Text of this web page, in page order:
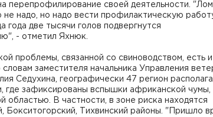
перепрофилирование своей деятельности.
не надо, но надо вести профилактическую
года две тысячи голов подвергнутся
- отметил Яхнюк.
проблемы, связанной со свиноводством, есть и
словам заместителя начальника Управления
Седухина, географически 47 регион
где зафиксированы вспышки африканской чумы,
областью. В частности, в зоне риска находятся
Бокситогорский, Тихвинский районы. "Пришло